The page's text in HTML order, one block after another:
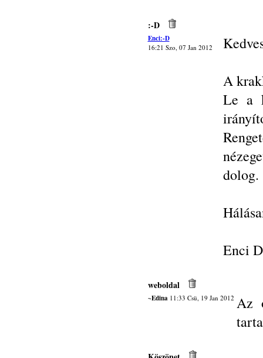
:-D
Enci:-D
16:21 Szo, 07 Jan 2012
A
Le a
dolog.
Enci
weboldal
~Edina11:33 Csü, 19 Jan 2012 Az